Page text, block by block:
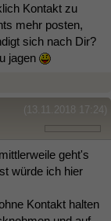
Kontakt zu
mehr posten,
sich nach Dir?
jagen
(13.11.2018 17:24)
geht's
würde ich hier
Kontakt halten